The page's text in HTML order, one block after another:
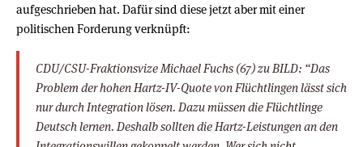
aufgeschrieben hat. Dafür sind diese jetzt aber mit einer
politischen Forderung verknüpft:
CDU/CSU-Fraktionsvize Michael Fuchs (67) zu BILD: “Das
Problem der hohen Hartz-IV-Quote von Flüchtlingen lässt sich
nur durch Integration lösen. Dazu müssen die Flüchtlinge
Deutsch lernen. Deshalb sollten die Hartz-Leistungen an den